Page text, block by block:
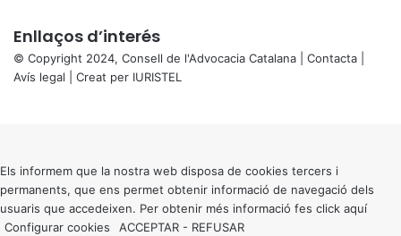
Enllaços d’interés
© Copyright 2024, Consell de l'Advocacia Catalana | Contacta
Avís legal | Creat per IURISTEL
button
Els informem que la nostra web disposa de cookies tercers i
permanents, que ens permet obtenir informació de navegació dels
usuaris que accedeixen. Per obtenir més informació fes click aquí
Configurar cookies
ACCEPTAR - REFUSAR